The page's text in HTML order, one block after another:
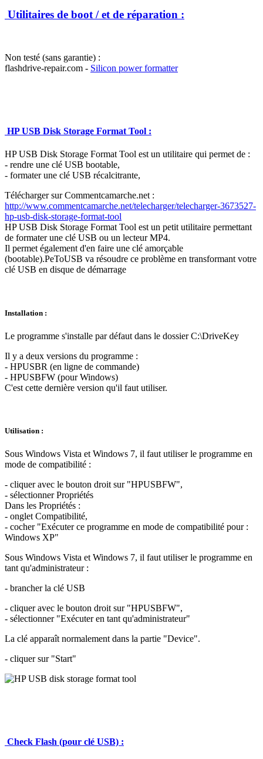
Utilitaires de boot / et de réparation :
Non testé (sans garantie) :
flashdrive-repair.com - Silicon power formatter
HP USB Disk Storage Format Tool :
HP USB Disk Storage Format Tool est un utilitaire qui permet de :
- rendre une clé USB bootable,
- formater une clé USB récalcitrante,
Télécharger sur Commentcamarche.net :
http://www.commentcamarche.net/telecharger/telecharger-3673527-
hp-usb-disk-storage-format-tool
HP USB Disk Storage Format Tool est un petit utilitaire permettant
de formater une clé USB ou un lecteur MP4.
Il permet également d'en faire une clé amorçable
(bootable).PeToUSB va résoudre ce problème en transformant votre
clé USB en disque de démarrage
Installation :
Le programme s'installe par défaut dans le dossier C:\DriveKey
Il y a deux versions du programme :
- HPUSBR (en ligne de commande)
- HPUSBFW (pour Windows)
C'est cette dernière version qu'il faut utiliser.
Utilisation :
Sous Windows Vista et Windows 7, il faut utiliser le programme en
mode de compatibilité :
- cliquer avec le bouton droit sur "HPUSBFW",
- sélectionner Propriétés
Dans les Propriétés :
- onglet Compatibilité,
- cocher "Exécuter ce programme en mode de compatibilité pour :
Windows XP"
Sous Windows Vista et Windows 7, il faut utiliser le programme en
tant qu'administrateur :
- brancher la clé USB
- cliquer avec le bouton droit sur "HPUSBFW",
- sélectionner "Exécuter en tant qu'administrateur"
La clé apparaît normalement dans la partie "Device".
- cliquer sur "Start"
Check Flash (pour clé USB) :